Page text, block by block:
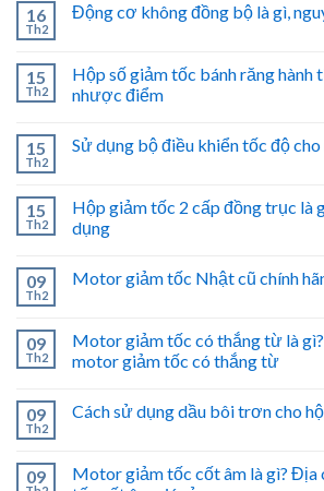
16
Th2
Động cơ không đồng bộ là gì,
15
Th2
Hộp số giảm tốc bánh răng hành
nhược điểm
15
Th2
Sử dụng bộ điều khiển tốc độ
15
Th2
Hộp giảm tốc 2 cấp đồng trục là
dụng
09
Th2
Motor giảm tốc Nhật cũ chính
09
Th2
Motor giảm tốc có thắng từ là
motor giảm tốc có thắng từ
09
Th2
Cách sử dụng dầu bôi trơn cho
09
Motor giảm tốc cốt âm là gì? Địa